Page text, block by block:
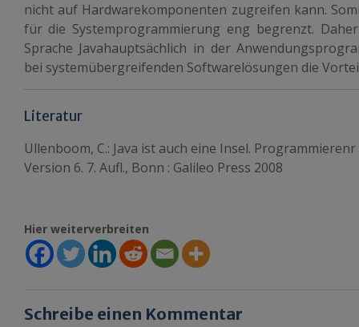
nicht auf Hardwarekomponenten zugreifen kann.
für die Systemprogrammierung eng begrenzt.
Sprache Javahauptsächlich in der
bei system­über­greifenden Softwarelösungen die
Literatur
Ullenboom, C.: Java ist auch eine Insel.
Version 6. 7. Aufl., Bonn : Galileo Press 2008
Hier weiterverbreiten
Schreibe einen Kommentar